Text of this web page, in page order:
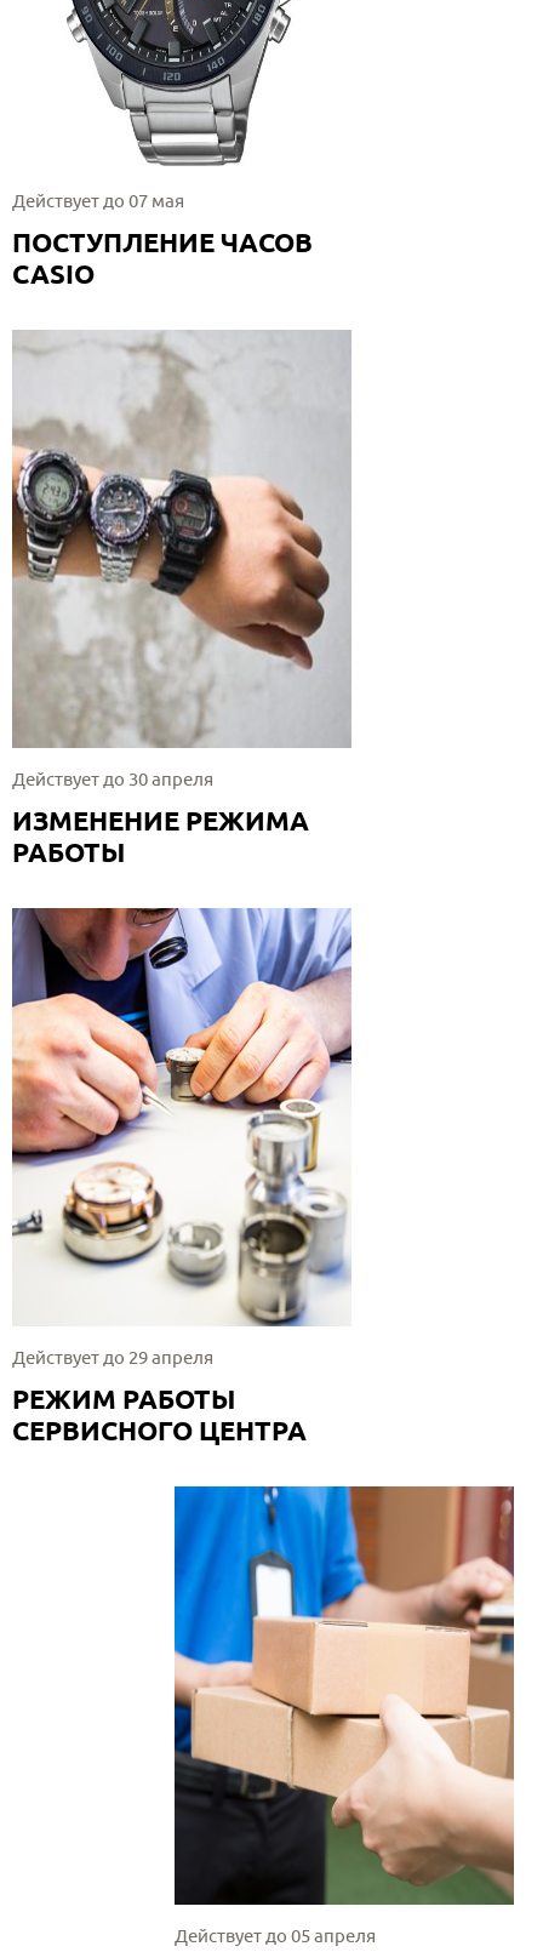
Действует до 07 мая
ПОСТУПЛЕНИЕ ЧАСОВ
CASIO
Действует до 30 апреля
ИЗМЕНЕНИЕ РЕЖИМА
РАБОТЫ
Действует до 29 апреля
РЕЖИМ РАБОТЫ
СЕРВИСНОГО ЦЕНТРА
Действует до 05 апреля